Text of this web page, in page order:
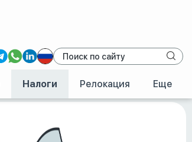
Налоги Релокация Еще